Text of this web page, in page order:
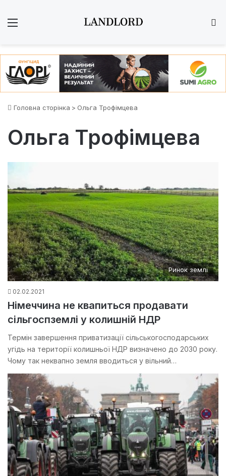
Головна сторінка > Ольга Трофімцева
Ольга Трофімцева
Ринок землі
02.02.2021
Німеччина не квапиться продавати
сільгоспземлі у колишній НДР
Термін завершення приватизації сільськогосподарських
угідь на території колишньої НДР визначено до 2030 року.
Чому так неквапно земля вводиться у вільний…